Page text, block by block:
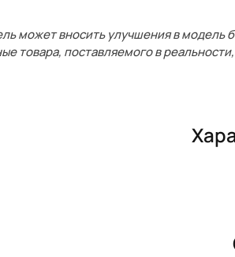
может вносить улучшения в модель
товара, поставляемого в